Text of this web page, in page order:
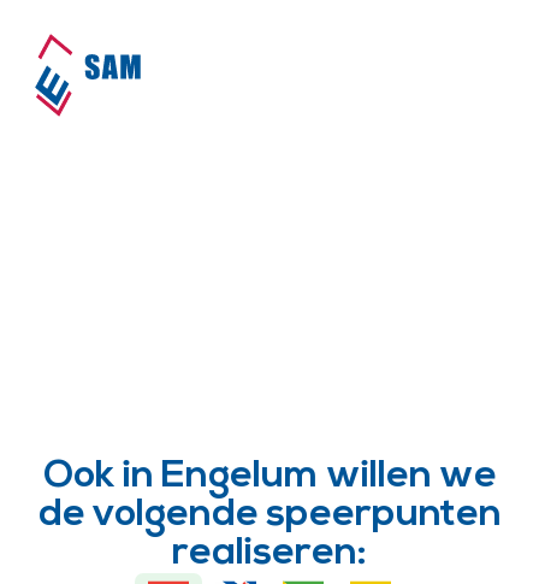
Ook in Engelum willen we
de volgende speerpunten
realiseren: